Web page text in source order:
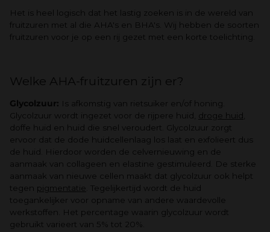
Het is heel logisch dat het lastig zoeken is in de wereld van
fruitzuren met al die AHA's en BHA's. Wij hebben de soorten
fruitzuren voor je op een rij gezet met een korte toelichting.
Welke AHA-fruitzuren zijn er?
Glycolzuur: Is afkomstig van rietsuiker en/of honing.
Glycolzuur wordt ingezet voor de rijpere huid, droge huid
doffe huid en huid die snel veroudert. Glycolzuur zorgt
ervoor dat de dode huidcellenlaag los laat en exfolieert dus
de huid. Hierdoor worden de celvernieuwing en de
aanmaak van collageen en elastine gestimuleerd. De sterke
aanmaak van nieuwe cellen maakt dat glycolzuur ook helpt
tegen pigmentatie . Tegelijkertijd wordt de huid
toegankelijker voor opname van andere waardevolle
werkstoffen. Het percentage waarin glycolzuur wordt
gebruikt varieert van 5% tot 20%.